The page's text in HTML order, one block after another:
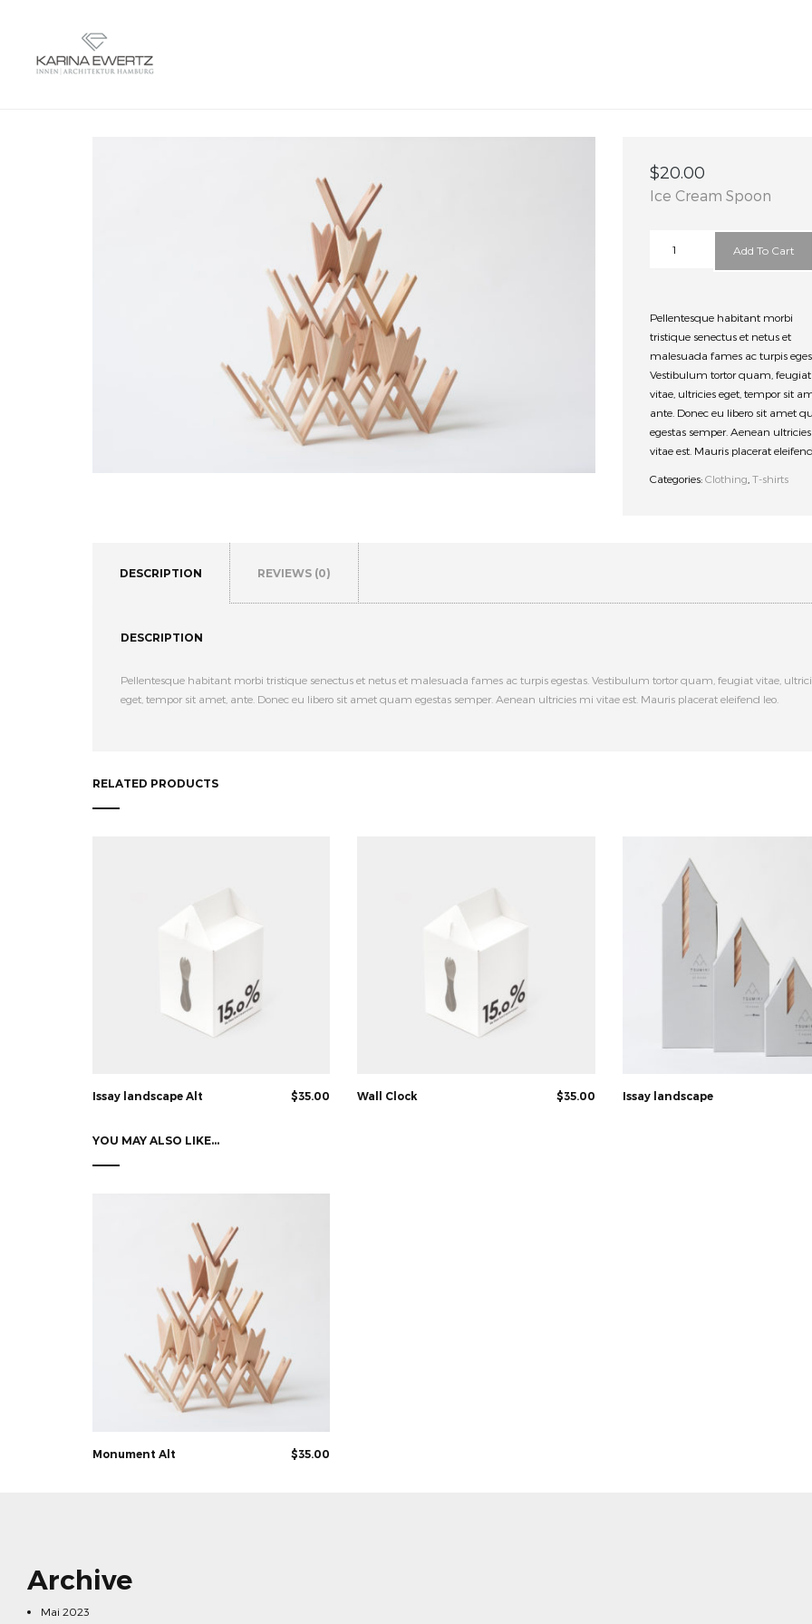
$20.00
Ice Cream Spoon
Cream
Add To Cart
Pellentesque habitant morbi
tristique senectus et netus et
malesuada fames ac turpis
Vestibulum tortor quam, feugiat
vitae, ultricies eget, tempor sit
ante. Donec eu libero sit amet
egestas semper. Aenean
vitae est. Mauris placerat eleifend
Categories: Clothing T-shirts
DESCRIPTION REVIEWS (0)
DESCRIPTION
Pellentesque habitant morbi tristique senectus et netus et malesuada fames ac turpis egestas. Vestibulum tortor quam, feugiat vitae,
eget, tempor sit amet, ante. Donec eu libero sit amet quam egestas semper. Aenean ultricies mi vitae est. Mauris placerat eleifend leo.
RELATED PRODUCTS
$35.00
Issay landscape Alt $35.00
Wall Clock
Rated
Issay landscape
YOU MAY ALSO LIKE…
Rated
$35.00
Monument Alt
Archive
Mai 2023